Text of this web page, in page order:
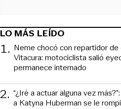
LO MÁS LEÍDO
1. Neme chocó con repartidor de
Vitacura: motociclista salió
permanece internado
2. “¿Iré a actuar alguna vez
a Katyna Huberman se le